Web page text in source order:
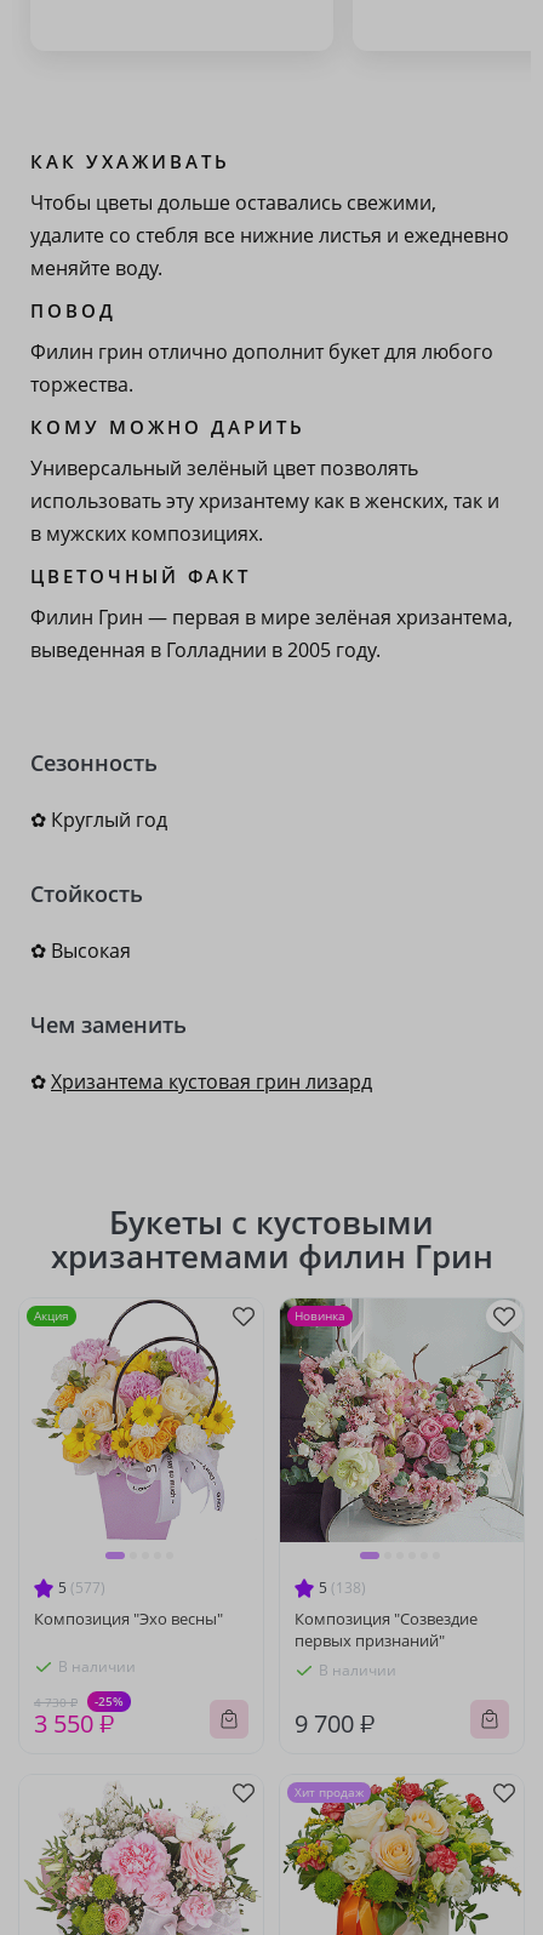
КАК УХАЖИВАТЬ
Чтобы цветы дольше оставались свежими,
удалите со стебля все нижние листья и ежедневно
меняйте воду.
ПОВОД
Филин грин отлично дополнит букет для любого
торжества.
КОМУ МОЖНО ДАРИТЬ
Универсальный зелёный цвет позволять
использовать эту хризантему как в женских, так и
в мужских композициях.
ЦВЕТОЧНЫЙ ФАКТ
Филин Грин — первая в мире зелёная хризантема,
выведенная в Голладнии в 2005 году.
Сезонность
✿ Круглый год
Стойкость
✿ Высокая
Чем заменить
✿Хризантема кустовая грин лизард
Букеты с кустовыми
хризантемами филин Грин
5 (577)
Композиция "Эхо весны"
В наличии
4 730 ₽ -25%
3 550 ₽
Акция
5 (138)
Композиция "Созвездие
первых признаний"
В наличии
9 700 ₽
Новинка
Хит продаж